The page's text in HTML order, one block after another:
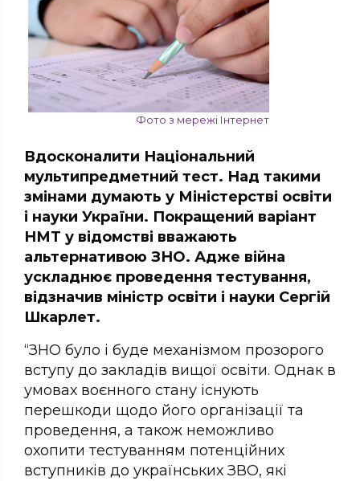
Фото з мережі Інтернет
Вдосконалити Національний
мультипредметний тест. Над такими
змінами думають у Міністерстві освіти
і науки України. Покращений варіант
НМТ у відомстві вважають
альтернативою ЗНО. Адже війна
ускладнює проведення тестування,
відзначив міністр освіти і науки Сергій
Шкарлет.
“ЗНО було і буде механізмом прозорого
вступу до закладів вищої освіти. Однак в
умовах воєнного стану існують
перешкоди щодо його організації та
проведення, а також неможливо
охопити тестуванням потенційних
вступників до українських ЗВО, які